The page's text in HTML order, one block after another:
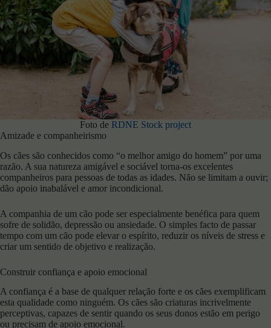
Foto de RDNE Stock project
Amizade e companheirismo
Os cães são conhecidos como “o melhor amigo do homem” por uma
razão. A sua natureza amigável e sociável torna-os excelentes
companheiros para pessoas de todas as idades. Não se limitam a ouvir;
dão apoio inabalável e amor incondicional.
A companhia de um cão pode ser especialmente benéfica para quem
sofre de solidão, depressão ou ansiedade. O simples facto de passar
tempo com um cão pode elevar o espírito, reduzir os níveis de stress e
criar um sentido de objetivo e realização.
Construir confiança e apoio emocional
A confiança é a base de qualquer relação forte e os cães exemplificam
esta qualidade como ninguém. Os cães são criaturas incrivelmente
perceptivas, capazes de sentir quando os seus donos estão em perigo
ou precisam de apoio emocional.